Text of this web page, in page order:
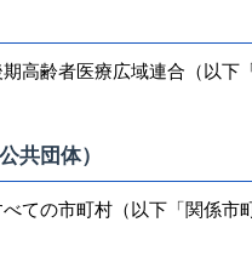
高齢者医療広域連合（以下
共団体）
ての市町村（以下「関係市